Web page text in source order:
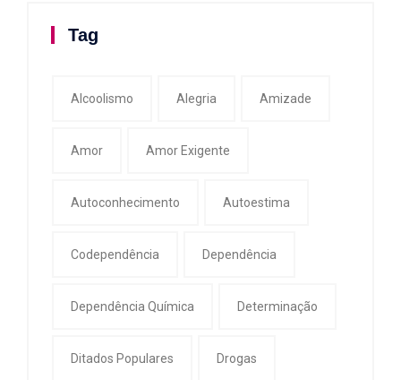
Tag
Alcoolismo Alegria Amizade
Amor Amor Exigente
Autoconhecimento Autoestima
Codependência Dependência
Dependência Química Determinação
Ditados Populares Drogas